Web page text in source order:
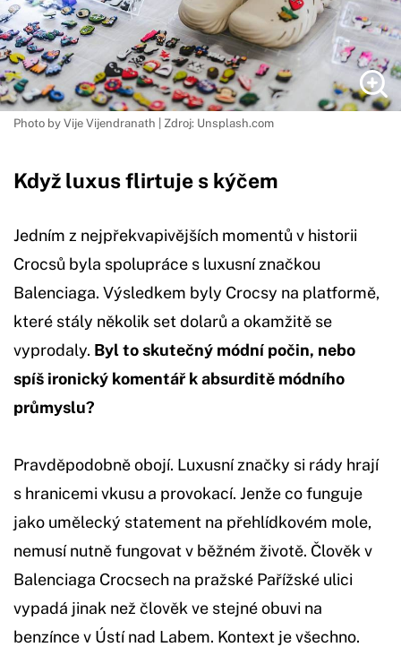
Photo by Vije Vijendranath | Zdroj: Unsplash.com
Když luxus flirtuje s kýčem
Jedním z nejpřekvapivějších momentů v historii
Crocsů byla spolupráce s luxusní značkou
Balenciaga. Výsledkem byly Crocsy na platformě,
které stály několik set dolarů a okamžitě se
vyprodaly. Byl to skutečný módní počin, nebo
spíš ironický komentář k absurditě módního
průmyslu?
Pravděpodobně obojí. Luxusní značky si rády hrají
s hranicemi vkusu a provokací. Jenže co funguje
jako umělecký statement na přehlídkovém mole,
nemusí nutně fungovat v běžném životě. Člověk v
Balenciaga Crocsech na pražské Pařížské ulici
vypadá jinak než člověk ve stejné obuvi na
benzínce v Ústí nad Labem. Kontext je všechno.